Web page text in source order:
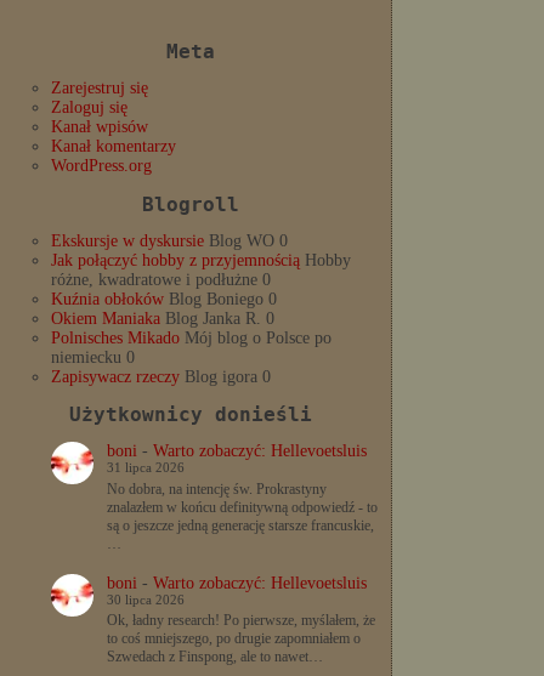
Meta
Zarejestruj się
Zaloguj się
Kanał wpisów
Kanał komentarzy
WordPress.org
Blogroll
Ekskursje w dyskursie Blog WO 0
Jak połączyć hobby z przyjemnością Hobby
różne, kwadratowe i podłużne 0
Kuźnia obłoków Blog Boniego 0
Okiem Maniaka Blog Janka R. 0
Polnisches Mikado Mój blog o Polsce po
niemiecku 0
Zapisywacz rzeczy Blog igora 0
Użytkownicy donieśli
boni- Warto zobaczyć: Hellevoetsluis
31 lipca 2026
No dobra, na intencję św. Prokrastyny
znalazłem w końcu definitywną odpowiedź - to
są o jeszcze jedną generację starsze francuskie,
…
boni- Warto zobaczyć: Hellevoetsluis
30 lipca 2026
Ok, ładny research! Po pierwsze, myślałem, że
to coś mniejszego, po drugie zapomniałem o
Szwedach z Finspong, ale to nawet…